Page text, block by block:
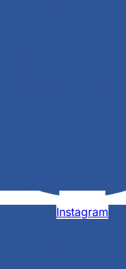
Instagram